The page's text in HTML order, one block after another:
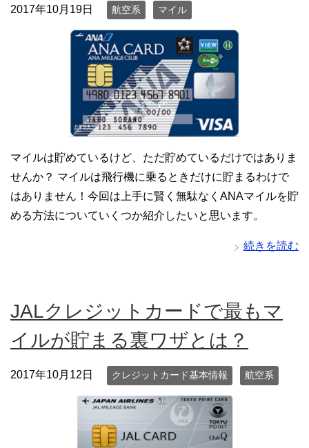
2017年10月19日 航空系 マイル
マイルは貯めているけど、ただ貯めているだけではありま
せんか？ マイルは飛行機に乗るときだけに貯まるわけで
はありません！今回は上手に賢く無駄なくANAマイルを貯
める方法についていくつか紹介したいと思います。
続きを読む
JALクレジットカードで最もマ
イルが貯まる裏ワザとは？
2017年10月12日 クレジットカード基本情報 航空系